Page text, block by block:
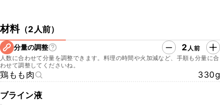
・クラシルTikTok
https://www.tiktok.com/@kurashiru.com
・クラシルInstagram
https://www.instagram.com/kurashiru/
・クラシルX
https://twitter.com/kurashiru0119
材料（2人前）
分量の調整 2 人前
人数に合わせて分量を調整できます。料理の時間や火加減など、手順も分量に合
わせて調整してくださいね。
鶏もも肉 330g
ブライン液